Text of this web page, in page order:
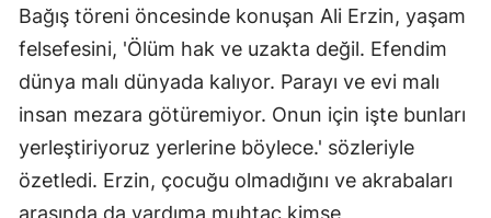
Bağış töreni öncesinde konuşan Ali Erzin, yaşam
felsefesini, 'Ölüm hak ve uzakta değil. Efendim
dünya malı dünyada kalıyor. Parayı ve evi malı
insan mezara götüremiyor. Onun için işte bunları
yerleştiriyoruz yerlerine böylece.' sözleriyle
özetledi. Erzin, çocuğu olmadığını ve akrabaları
arasında da yardıma muhtaç kimse